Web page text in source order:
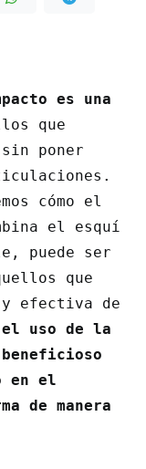
es una
que
sin poner
cómo el
el esquí
puede ser
que
y efectiva de
el uso de la
en el
de manera